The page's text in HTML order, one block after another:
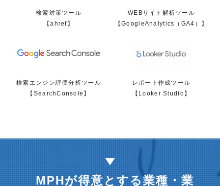
検索対策ツール
【ahref】
WEBサイト解析ツール
【GoogleAnalytics（GA4）】
検索エンジン評価分析ツール
【SearchConsole】
レポート作成ツール
【Looker Studio】
MPHが得意とする業種・業